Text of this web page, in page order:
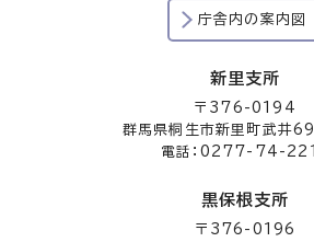
庁舎内の案内図
新里支所
〒376-0194
群馬県桐生市新里町武井
電話：0277-74-
黒保根支所
〒376-0196